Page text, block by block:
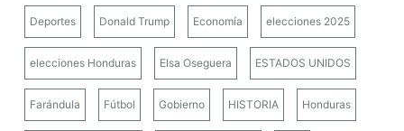
Deportes Donald Trump Economía elecciones 2025
elecciones Honduras Elsa Oseguera ESTADOS UNIDOS
Farándula Fútbol Gobierno HISTORIA Honduras